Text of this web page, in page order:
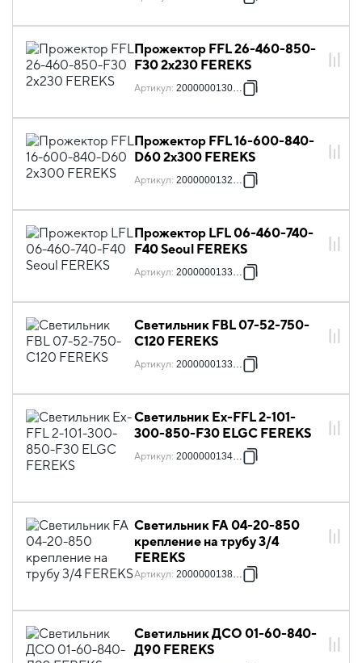
Прожектор FFL 26-460-850-
F30 2х230 FEREKS
Артикул: 2000000130279
Прожектор FFL 16-600-840-
D60 2х300 FEREKS
Артикул: 2000000132105
Прожектор LFL 06-460-740-
F40 Seoul FEREKS
Артикул: 2000000133584
Светильник FBL 07-52-750-
С120 FEREKS
Артикул: 2000000133690
Светильник Ex-FFL 2-101-
300-850-F30 ELGC FEREKS
Артикул: 2000000134284
Светильник FA 04-20-850
крепление на трубу 3/4
FEREKS
Артикул: 2000000138473
Светильник ДСО 01-60-840-
Д90 FEREKS